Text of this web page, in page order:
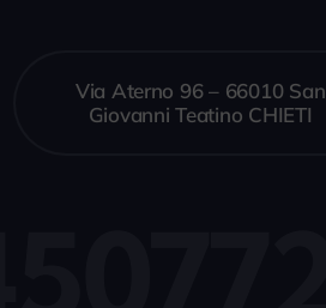
Via Aterno 96 – 66010 San
Giovanni Teatino CHIETI